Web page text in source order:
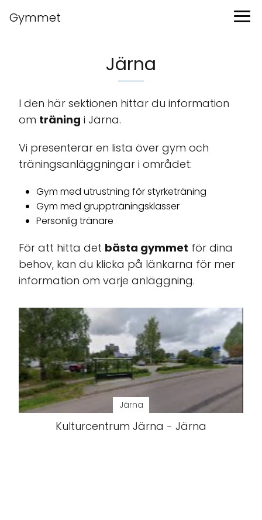
Gymmet
Järna
I den här sektionen hittar du information
om träning i Järna.
Vi presenterar en lista över gym och
träningsanläggningar i området:
Gym med utrustning för styrketräning
Gym med gruppträningsklasser
Personlig tränare
För att hitta det bästa gymmet för dina
behov, kan du klicka på länkarna för mer
information om varje anläggning.
Järna
Kulturcentrum Järna - Järna